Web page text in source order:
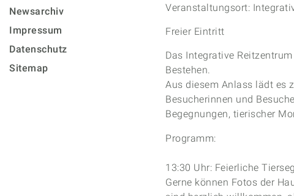
Newsarchiv
Impressum
Datenschutz
Sitemap
Veranstaltungsort:
Freier Eintritt
Das Integrative
Bestehen.
Aus diesem Anlass lädt es
Besucherinnen und
Begegnungen, tierischer
Programm:
13:30 Uhr: Feierliche
Gerne können Fotos der